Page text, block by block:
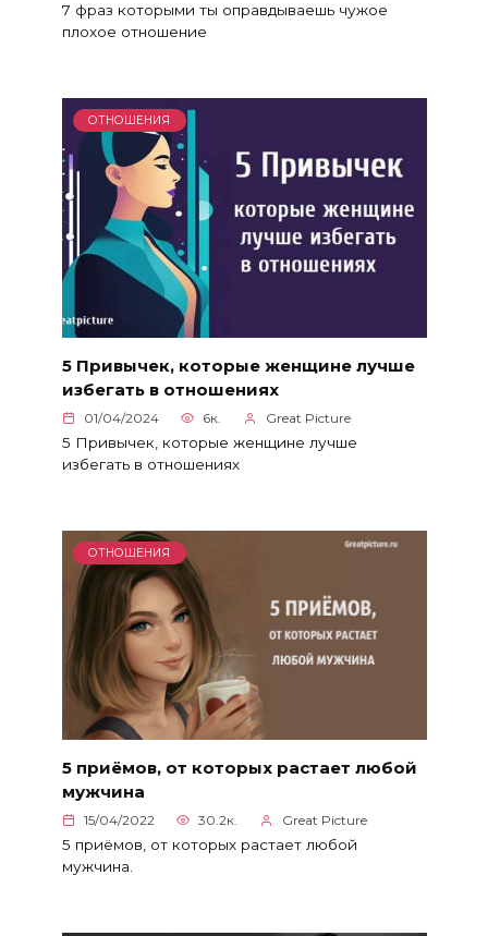
7 фраз которыми ты оправдываешь чужое
плохое отношение
ОТНОШЕНИЯ
5 Привычек, которые женщине лучше
избегать в отношениях
01/04/2024 6к. Great Picture
5 Привычек, которые женщине лучше
избегать в отношениях
ОТНОШЕНИЯ
5 приёмов, от которых растает любой
мужчина
15/04/2022 30.2к. Great Picture
5 приёмов, от которых растает любой
мужчина.